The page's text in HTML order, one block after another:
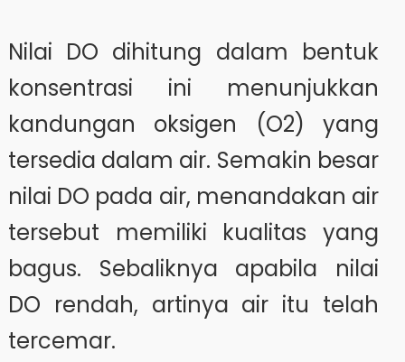
Nilai DO dihitung dalam bentuk
konsentrasi ini menunjukkan
kandungan oksigen (O2) yang
tersedia dalam air. Semakin besar
nilai DO pada air, menandakan air
tersebut memiliki kualitas yang
bagus. Sebaliknya apabila nilai
DO rendah, artinya air itu telah
tercemar.